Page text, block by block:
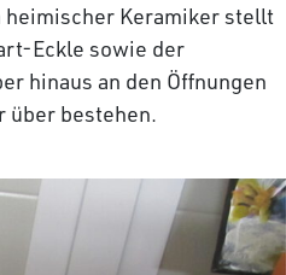
Keramiker stellt
Eckle sowie der
hinaus an den Öffnungen
über bestehen.